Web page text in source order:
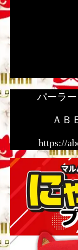
パーラ
ＡＢ
https://